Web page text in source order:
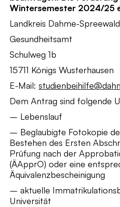
Wintersemester 2024/25
Landkreis Dahme-Spreewald
Gesundheitsamt
Schulweg 1b
15711 Königs Wusterhausen
E-Mail:
Dem Antrag sind folgende
– Lebenslauf
– Beglaubigte Fotokopie
Bestehen des Ersten
Prüfung nach der
(ÄApprO) oder eine
Äquivalenzbescheinigung
– aktuelle
Universität